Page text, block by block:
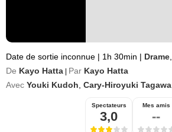
Date de sortie inconnue | 1h 30min | Drame
De Kayo Hatta Par Kayo Hatta
Avec Youki Kudoh Cary-Hiroyuki Tagawa
Spectateurs
3,0
Mes amis
--